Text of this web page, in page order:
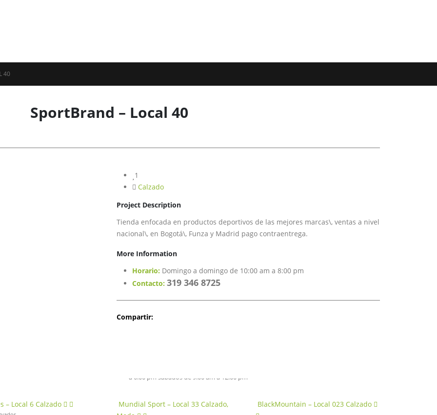
40
SportBrand – Local 40
1
Calzado
Project Description
Tienda enfocada en productos deportivos de las mejores marcas\, ventas a nivel
nacional\, en Bogotá\, Funza y Madrid pago contraentrega.
More Information
Horario: Domingo a domingo de 10:00 am a 8:00 pm
Contacto: 319 346 8725
Compartir:
– Local 6 Calzado Mundial Sport – Local 33 Calzado,
BlackMountain – Local 023 Calzado
CONTACTÁNOS:
E-mail:
a 6:00 pm sábados de 9:00 am a 12:00 pm